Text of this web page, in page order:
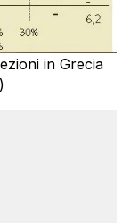
in Grecia